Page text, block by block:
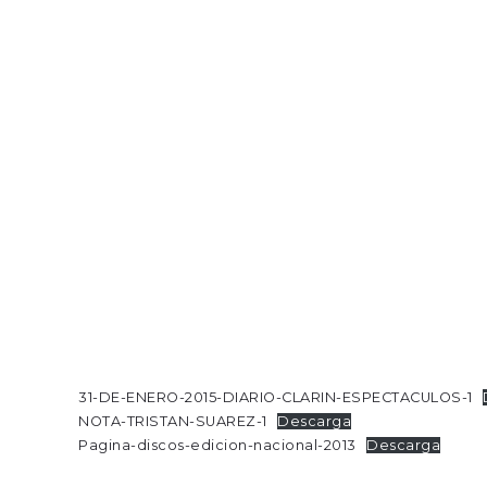
31-DE-ENERO-2015-DIARIO-CLARIN-ESPECTACULOS-1
NOTA-TRISTAN-SUAREZ-1
Descarga
Pagina-discos-edicion-nacional-2013
Descarga